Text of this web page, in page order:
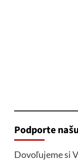
Podporte
Dovoľujeme si